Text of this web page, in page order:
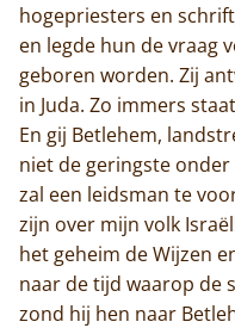
hogepriesters en
en legde hun de vraag
geboren worden. Zij
in Juda. Zo immers
En gij Betlehem,
niet de geringste onder
zal een leidsman te
zijn over mijn volk
het geheim de Wijzen
naar de tijd waarop de
zond hij hen naar